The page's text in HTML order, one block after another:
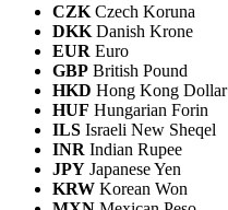
CZK Czech Koruna
DKK Danish Krone
EUR Euro
GBP British Pound
HKD Hong Kong Dollar
HUF Hungarian Forin
ILS Israeli New Sheqel
INR Indian Rupee
JPY Japanese Yen
KRW Korean Won